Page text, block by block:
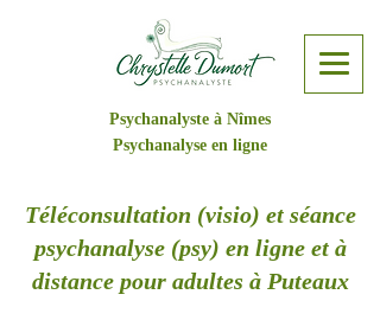
Psychanalyste à Nîmes
Psychanalyse en ligne
Téléconsultation (visio) et séance
psychanalyse (psy) en ligne et à
distance pour adultes à Puteaux